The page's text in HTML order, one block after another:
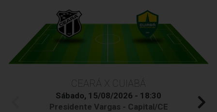
CEARÁ X CUIABÁ
Sábado, 15/08/2026 - 18:30
Presidente Vargas - Capital/CE